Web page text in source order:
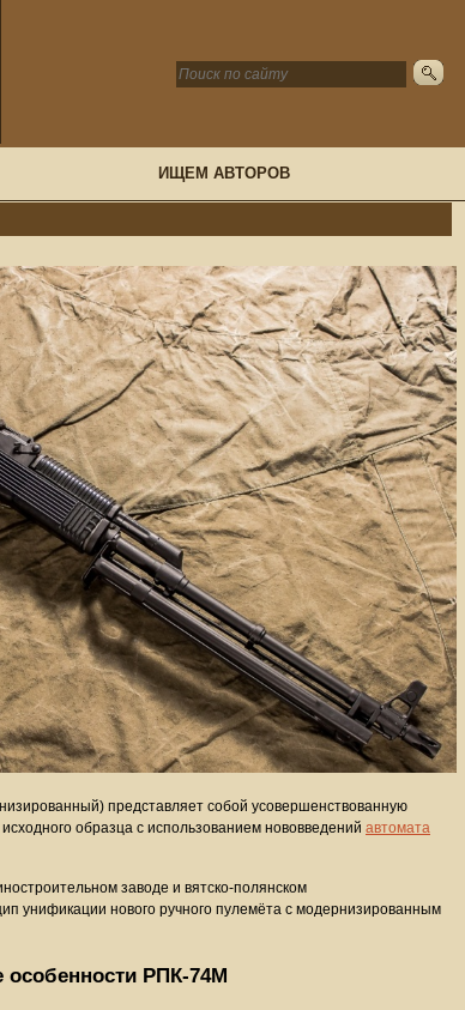
ИЩЕМ АВТОРОВ
представляет собой усовершенствованную
образца с использованием нововведений автомата
заводе и вятско-полянском
унификации нового ручного пулемёта с модернизированным
РПК-74М